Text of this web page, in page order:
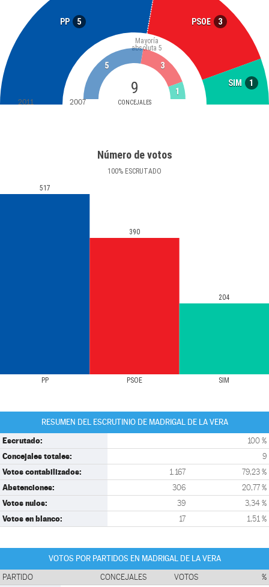
PP 5 PSOE 3
SIM 1
9
CONCEJALES
Mayoría
absoluta 5
5 3
1
2011 2007
Número de votos
100% ESCRUTADO
PP PSOE SIM
517
390
204
RESUMEN DEL ESCRUTINIO DE MADRIGAL DE LA VERA
Escrutado: 100 %
Concejales totales: 9
Votos contabilizados: 1.167 79,23 %
Abstenciones: 306 20,77 %
Votos nulos: 39 3,34 %
Votos en blanco: 17 1,51 %
VOTOS POR PARTIDOS EN MADRIGAL DE LA VERA
PARTIDO CONCEJALES VOTOS %